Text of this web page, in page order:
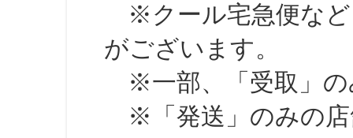
※クール宅急便など
がございます。
※一部、「受取」の
※「発送」のみの店